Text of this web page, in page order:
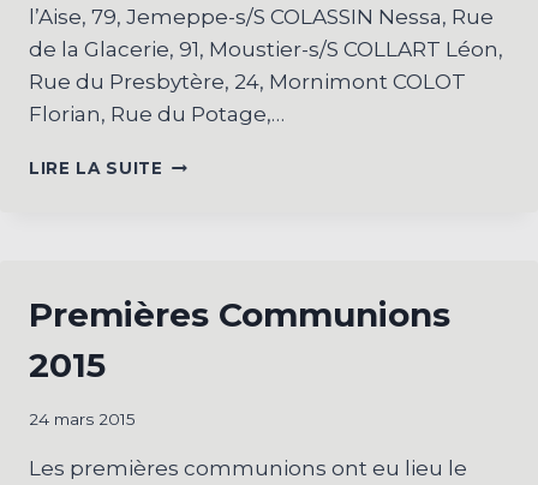
l’Aise, 79, Jemeppe-s/S COLASSIN Nessa, Rue
de la Glacerie, 91, Moustier-s/S COLLART Léon,
Rue du Presbytère, 24, Mornimont COLOT
Florian, Rue du Potage,…
LIRE LA SUITE PREMIÈRES
Premières Communions
2015
24 mars 2015
Les premières communions ont eu lieu le